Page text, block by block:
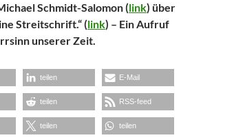
Schmidt-Salomon (link) über
Streitschrift.“ (link) – Ein Aufruf
unserer Zeit.
teilen E-Mail
teilen RSS-feed
teilen teilen